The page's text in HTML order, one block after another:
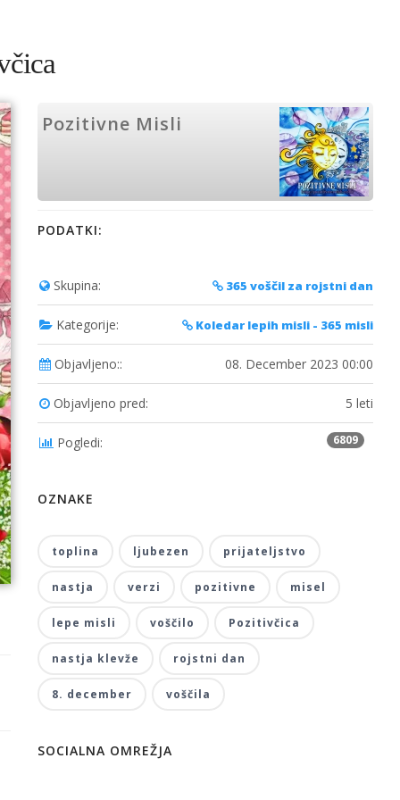
Pozitivne Misli
PODATKI:
Skupina: 365 voščil za rojstni dan
Kategorije: Koledar lepih misli - 365 misli
Objavljeno:: 08. December 2023 00:00
Objavljeno pred: 5 leti
Pogledi: 6809
OZNAKE
toplina ljubezen prijateljstvo
nastja verzi pozitivne misel
lepe misli voščilo Pozitivčica
nastja klevže rojstni dan
8. december voščila
SOCIALNA OMREŽJA